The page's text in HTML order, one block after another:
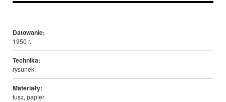
Datowanie:
1950 r.
Technika:
rysunek
Materiały:
tusz, papier